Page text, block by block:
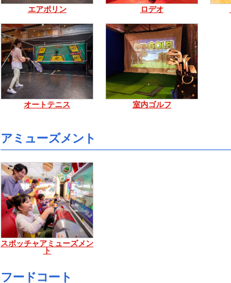
エアポリン ロデオ
オートテニス 室内ゴルフ
アミューズメント
スポッチャアミューズメン
ト
フードコート